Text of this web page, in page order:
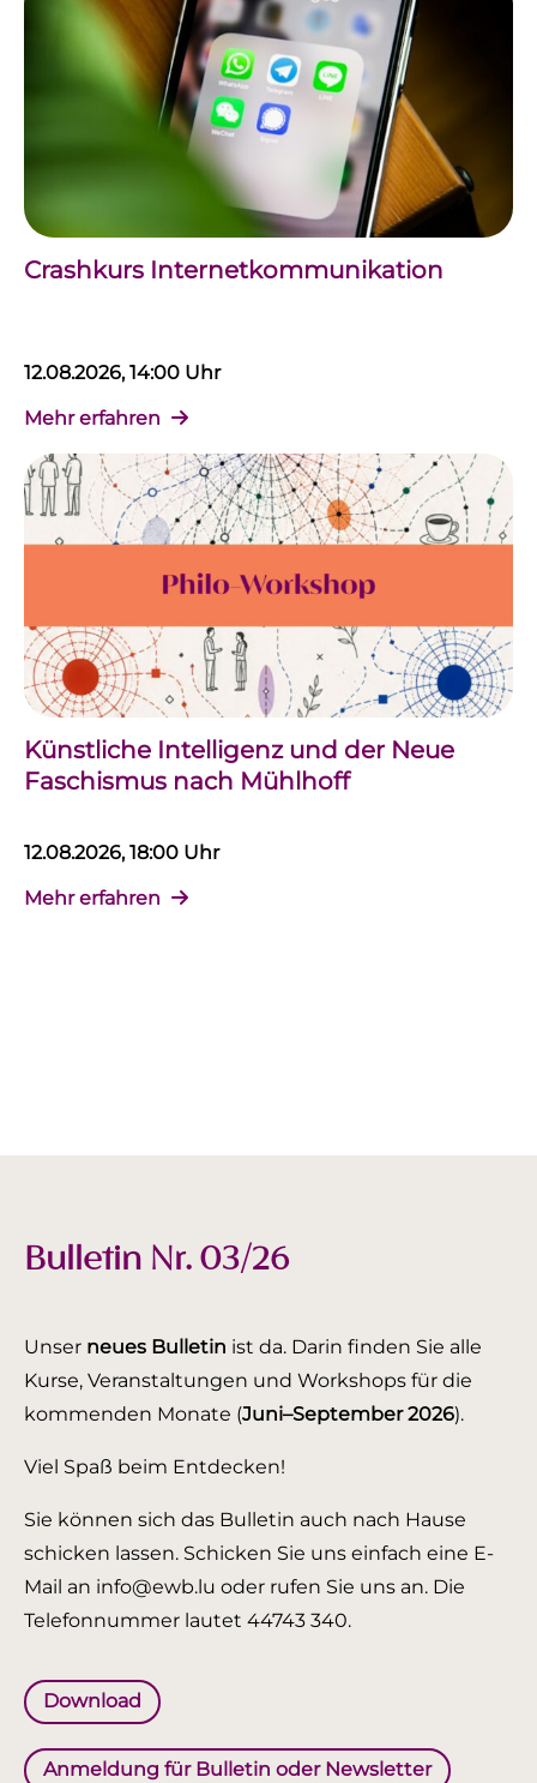
Crashkurs Internetkommunikation
12.08.2026, 14:00 Uhr
Mehr erfahren
Künstliche Intelligenz und der Neue
Faschismus nach Mühlhoff
12.08.2026, 18:00 Uhr
Mehr erfahren
Bulletin Nr. 03/26
Unser neues Bulletin ist da. Darin finden Sie alle
Kurse, Veranstaltungen und Workshops für die
kommenden Monate (Juni–September 2026).
Viel Spaß beim Entdecken!
Sie können sich das Bulletin auch nach Hause
schicken lassen. Schicken Sie uns einfach eine E-
Mail an info@ewb.lu oder rufen Sie uns an. Die
Telefonnummer lautet 44743 340.
Download
Anmeldung für Bulletin oder Newsletter